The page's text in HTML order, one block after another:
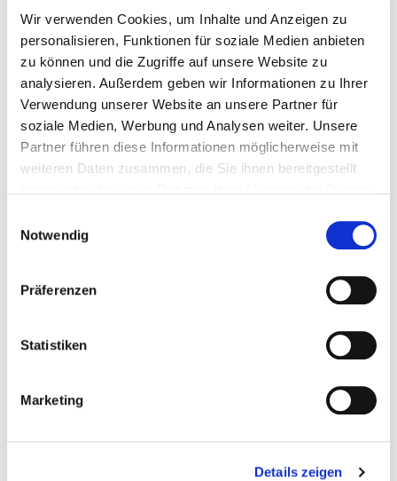
Wir verwenden Cookies, um Inhalte und Anzeigen zu
personalisieren, Funktionen für soziale Medien anbieten
zu können und die Zugriffe auf unsere Website zu
analysieren. Außerdem geben wir Informationen zu Ihrer
Verwendung unserer Website an unsere Partner für
soziale Medien, Werbung und Analysen weiter. Unsere
Partner führen diese Informationen möglicherweise mit
weiteren Daten zusammen, die Sie ihnen bereitgestellt
Notwendig
Präferenzen
Statistiken
Marketing
Details zeigen
ÄHNLICHE PRODUKTE
Coca Cola Zero